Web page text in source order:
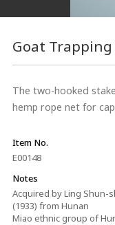
Goat
The two-hooked
hemp rope net for
Item No.
E00148
Notes
Acquired by Ling Shun-
(1933) from Hunan
Miao ethnic group of